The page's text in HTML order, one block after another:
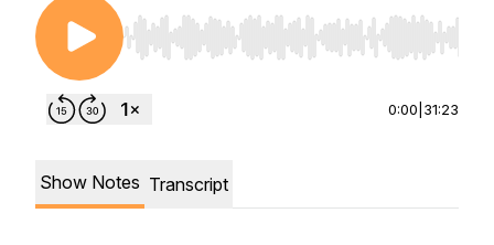
Use Left/Right to seek, Home/End to jump to
0:00 31:23
Show Notes Transcript